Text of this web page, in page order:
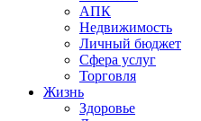
АПК
Недвижимость
Личный бюджет
Сфера услуг
Торговля
Жизнь
Здоровье